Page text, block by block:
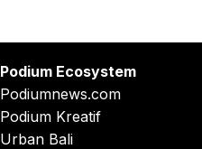
Podium Ecosystem
Podiumnews.com
Podium Kreatif
Urban Bali